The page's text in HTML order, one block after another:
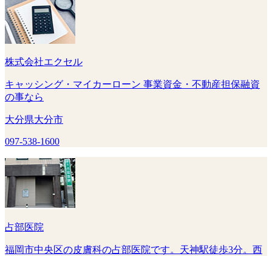
株式会社エクセル
キャッシング・マイカーローン 事業資金・不動産担保融資
の事なら
大分県大分市
097-538-1600
占部医院
福岡市中央区の皮膚科の占部医院です。天神駅徒歩3分。西